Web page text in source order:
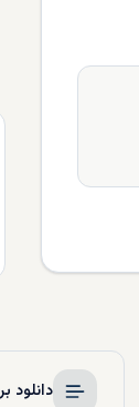
دانلود